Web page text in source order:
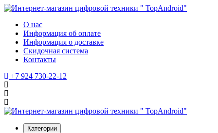
О нас
Информация об оплате
Информация о доставке
Скидочная система
Контакты
+7 924 730-22-12
Категории